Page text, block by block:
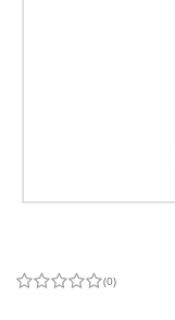
(0)